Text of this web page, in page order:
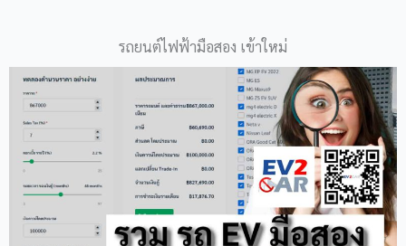
รถยนต์ไฟฟ้ามือสอง เข้าใหม่